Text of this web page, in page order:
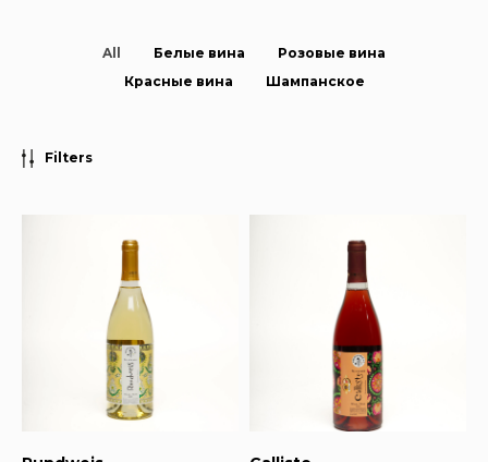
All Белые вина
Розовые вина
Красные вина
Шампанское
Filters